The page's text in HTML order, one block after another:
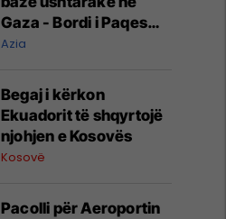
Gaza - Bordi i Paqes
jep kontratën e parë
Azia
Begaj i kërkon
Ekuadorit të shqyrtojë
njohjen e Kosovës
Kosovë
Pacolli për Aeroportin